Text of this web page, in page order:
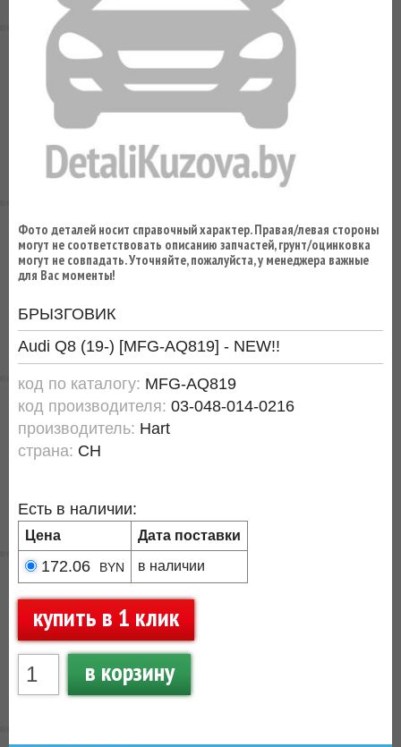
Фото деталей носит справочный характер. Правая/левая стороны
могут не соответствовать описанию запчастей, грунт/оцинковка
могут не совпадать. Уточняйте, пожалуйста, у менеджера важные
для Вас моменты!
БРЫЗГОВИК
Audi Q8 (19-) [MFG-AQ819] - NEW!!
код по каталогу: MFG-AQ819
код производителя: 03-048-014-0216
производитель: Hart
страна: CH
Есть в наличии:
Цена Дата поставки
172.06 BYN в наличии
купить в 1 клик
в корзину